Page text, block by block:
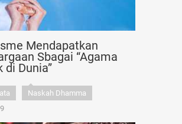
Mendapatkan
Sbagai “Agama
di Dunia”
Naskah Dhamma